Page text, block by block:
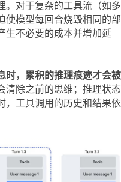
。对于复杂的工具流（如多
使模型每回合烧毁相同的部
生不必要的成本并增加延
时，累积的推理痕迹才会被
清除之前的思维；推理状态
，工具调用的历史和结果依